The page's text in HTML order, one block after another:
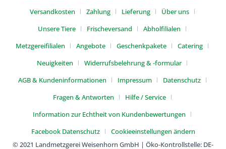
Versandkosten
Zahlung Lieferung
Über uns
Unsere Tiere
Frischeversand
Abholfilialen
Metzgereifilialen
Angebote Geschenkpakete
Catering
Neuigkeiten
Widerrufsbelehrung & -formular
AGB & Kundeninformationen
Impressum
Datenschutz
Fragen & Antworten
Hilfe / Service
Information zur Echtheit von Kundenbewertungen
Facebook Datenschutz
Cookieeinstellungen ändern
© 2021 Landmetzgerei Weisenhorn GmbH | Öko-Kontrollstelle: DE-